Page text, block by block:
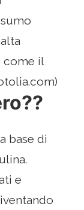
come il
base di
e